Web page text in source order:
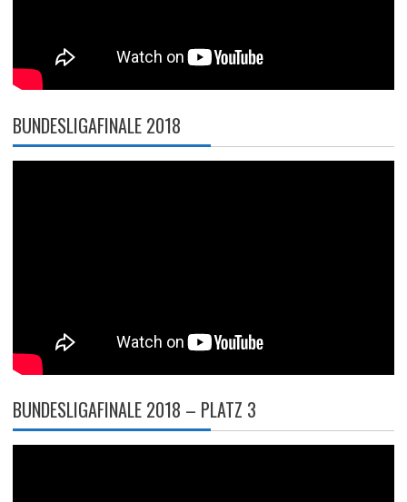
BUNDESLIGAFINALE 2018
BUNDESLIGAFINALE 2018 – PLATZ 3